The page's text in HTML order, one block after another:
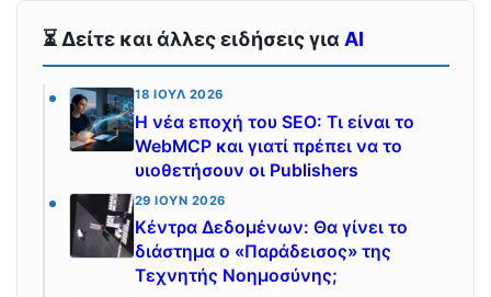
⏳ Δείτε και άλλες ειδήσεις για AI
18 ΙΟΎΛ 2026
Η νέα εποχή του SEO: Τι είναι το
WebMCP και γιατί πρέπει να το
υιοθετήσουν οι Publishers
29 ΙΟΎΝ 2026
Κέντρα Δεδομένων: Θα γίνει το
διάστημα ο «Παράδεισος» της
Τεχνητής Νοημοσύνης;